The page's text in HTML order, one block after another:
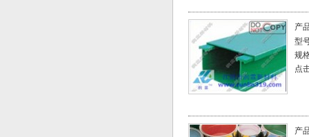
产
型
规
点
产